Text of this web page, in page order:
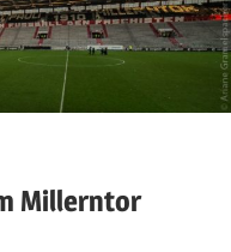
Millerntor